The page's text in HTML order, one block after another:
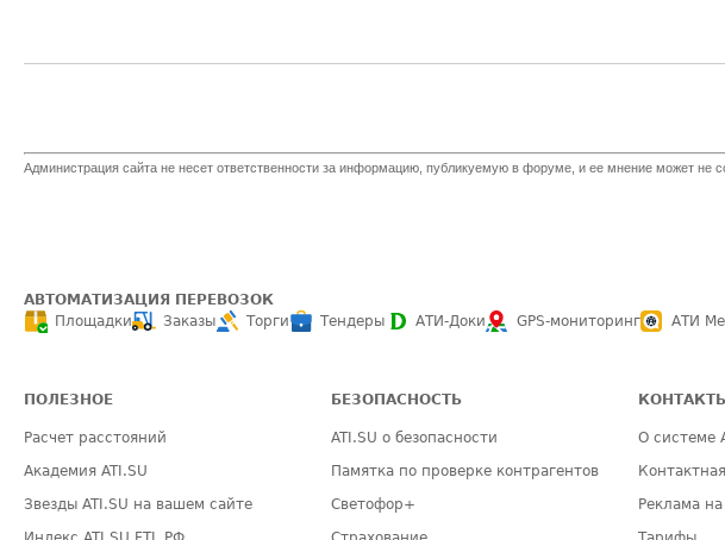
Администрация сайта не несет ответственности за информацию, публикуемую в форуме, и ее мнение может не
АВТОМАТИЗАЦИЯ ПЕРЕВОЗОК
Площадки
Заказы Торги Тендеры АТИ-Доки GPS-мониторинг АТИ
ПОЛЕЗНОЕ
Расчет расстояний
Академия ATI.SU
Звезды ATI.SU на вашем сайте
БЕЗОПАСНОСТЬ
ATI.SU о безопасности
Памятка по проверке контрагентов
Светофор+
О системе
Реклама